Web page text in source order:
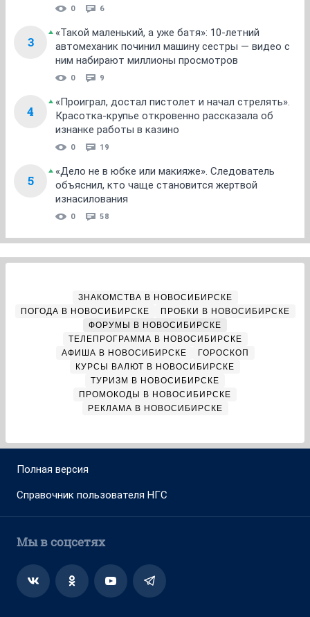
0 6
3
«Такой маленький, а уже батя»: 10-летний
автомеханик починил машину сестры — видео с
ним набирают миллионы просмотров
0 9
4
«Проиграл, достал пистолет и начал стрелять».
Красотка-крупье откровенно рассказала об
изнанке работы в казино
0 19
5
«Дело не в юбке или макияже». Следователь
объяснил, кто чаще становится жертвой
изнасилования
0 58
ЗНАКОМСТВА В НОВОСИБИРСКЕ
ПОГОДА В НОВОСИБИРСКЕ
ПРОБКИ В НОВОСИБИРСКЕ
ФОРУМЫ В НОВОСИБИРСКЕ
ТЕЛЕПРОГРАММА В НОВОСИБИРСКЕ
АФИША В НОВОСИБИРСКЕ
ГОРОСКОП
КУРСЫ ВАЛЮТ В НОВОСИБИРСКЕ
ТУРИЗМ В НОВОСИБИРСКЕ
ПРОМОКОДЫ В НОВОСИБИРСКЕ
РЕКЛАМА В НОВОСИБИРСКЕ
Полная версия
Справочник пользователя НГС
Мы в соцсетях